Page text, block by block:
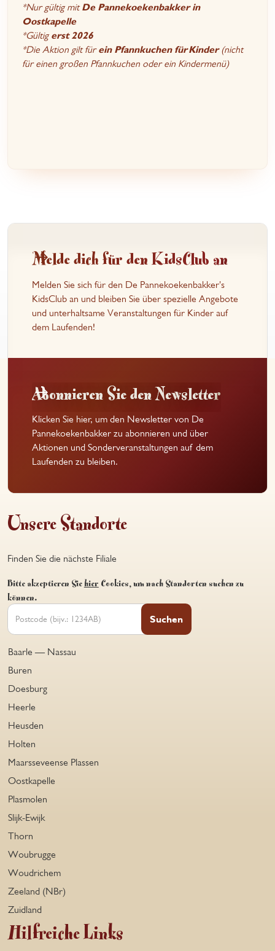
*Nur gültig mitDe Pannekoekenbakker in
Oostkapelle
*Gültigerst 2026
*Die Aktion gilt fürein Pfannkuchen für Kinder(nicht
für einen großen Pfannkuchen oder ein Kindermenü)
Melde dich für den KidsClub an
Melden Sie sich für den De Pannekoekenbakker's
KidsClub an und bleiben Sie über spezielle Angebote
und unterhaltsame Veranstaltungen für Kinder auf
dem Laufenden!
Abonnieren Sie den Newsletter
Klicken Sie hier, um den Newsletter von De
Pannekoekenbakker zu abonnieren und über
Aktionen und Sonderveranstaltungen auf dem
Laufenden zu bleiben.
Unsere Standorte
Finden Sie die nächste Filiale
Bitte akzeptieren Sie hier Cookies, um nach Standorten suchen zu
können.
Suchen
Baarle — Nassau
Buren
Doesburg
Heerle
Heusden
Holten
Maarsseveense Plassen
Oostkapelle
Plasmolen
Slijk-Ewijk
Thorn
Woubrugge
Woudrichem
Zeeland (NBr)
Zuidland
Hilfreiche Links